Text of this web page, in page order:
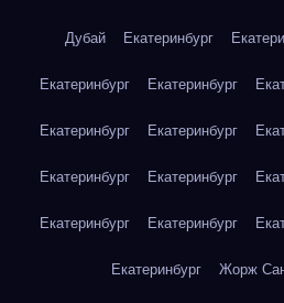
Дубай Екатеринбург
Екатеринбург Екатеринбург
Екатеринбург Екатеринбург
Екатеринбург Екатеринбург
Екатеринбург Екатеринбург
Екатеринбург Жорж